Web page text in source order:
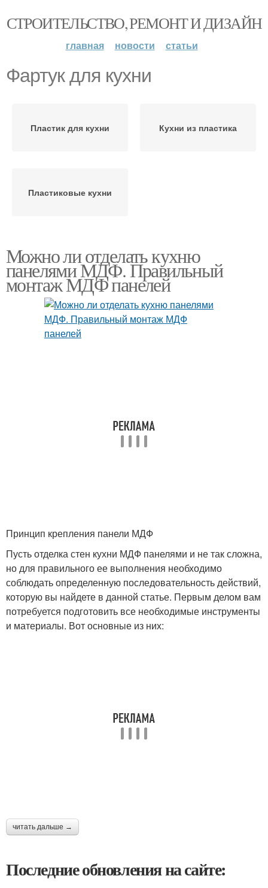
СТРОИТЕЛЬСТВО, РЕМОНТ И ДИЗАЙН
главная новости статьи
Фартук для кухни
Пластик для кухни Кухни из пластика
Пластиковые кухни
Можно ли отделать кухню
панелями МДФ. Правильный
монтаж МДФ панелей
Принцип крепления панели МДФ
Пусть отделка стен кухни МДФ панелями и не так сложна,
но для правильного ее выполнения необходимо
соблюдать определенную последовательность действий,
которую вы найдете в данной статье. Первым делом вам
потребуется подготовить все необходимые инструменты
и материалы. Вот основные из них:
читать дальше →
Последние обновления на сайте: